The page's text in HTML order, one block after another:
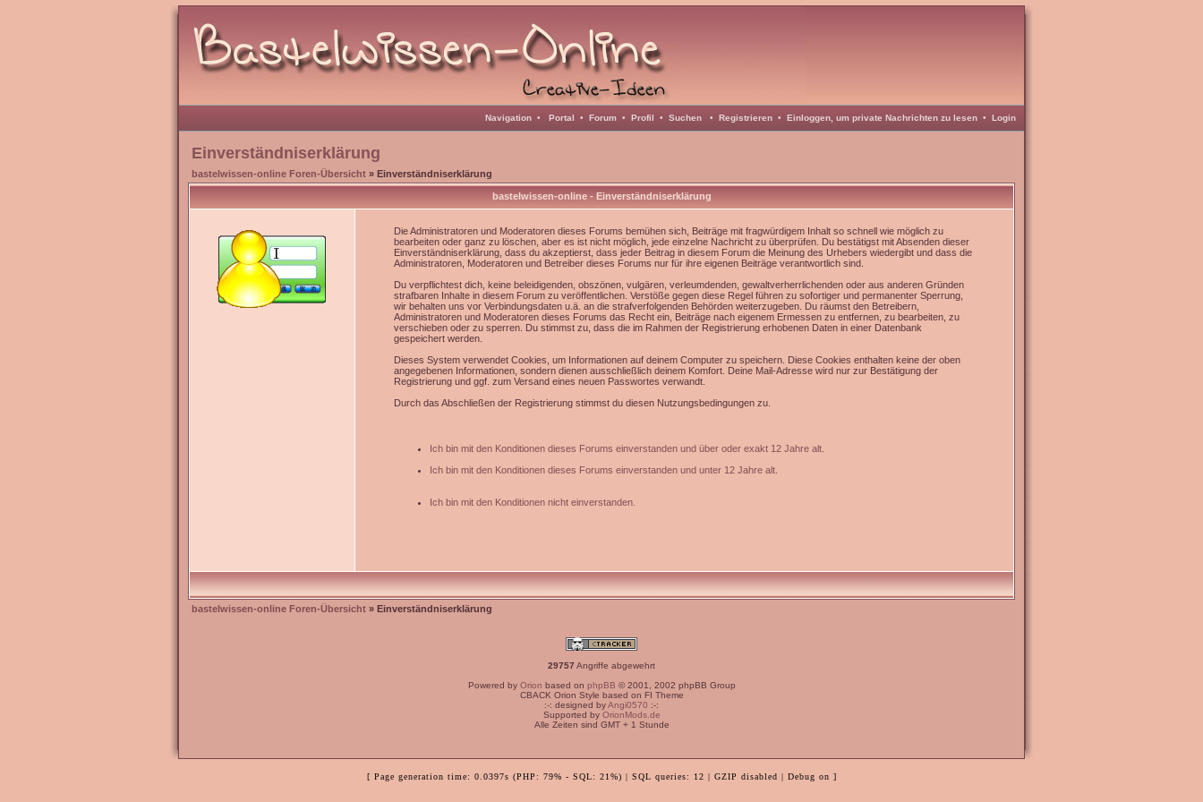
Navigation • Portal • Forum • Profil • Suchen • Registrieren • Einloggen, um private Nachrichten zu lesen • Login
Einverständniserklärung
bastelwissen-online Foren-Übersicht » Einverständniserklärung
bastelwissen-online - Einverständniserklärung
Die Administratoren und Moderatoren dieses Forums bemühen sich, Beiträge mit fragwürdigem Inhalt so schnell wie möglich zu
bearbeiten oder ganz zu löschen, aber es ist nicht möglich, jede einzelne Nachricht zu überprüfen. Du bestätigst mit Absenden dieser
Einverständniserklärung, dass du akzeptierst, dass jeder Beitrag in diesem Forum die Meinung des Urhebers wiedergibt und dass die
Administratoren, Moderatoren und Betreiber dieses Forums nur für ihre eigenen Beiträge verantwortlich sind.
Du verpflichtest dich, keine beleidigenden, obszönen, vulgären, verleumdenden, gewaltverherrlichenden oder aus anderen Gründen
strafbaren Inhalte in diesem Forum zu veröffentlichen. Verstöße gegen diese Regel führen zu sofortiger und permanenter Sperrung,
wir behalten uns vor Verbindungsdaten u.ä. an die strafverfolgenden Behörden weiterzugeben. Du räumst den Betreibern,
Administratoren und Moderatoren dieses Forums das Recht ein, Beiträge nach eigenem Ermessen zu entfernen, zu bearbeiten, zu
verschieben oder zu sperren. Du stimmst zu, dass die im Rahmen der Registrierung erhobenen Daten in einer Datenbank
gespeichert werden.
Dieses System verwendet Cookies, um Informationen auf deinem Computer zu speichern. Diese Cookies enthalten keine der oben
angegebenen Informationen, sondern dienen ausschließlich deinem Komfort. Deine Mail-Adresse wird nur zur Bestätigung der
Registrierung und ggf. zum Versand eines neuen Passwortes verwandt.
Durch das Abschließen der Registrierung stimmst du diesen Nutzungsbedingungen zu.
Ich bin mit den Konditionen dieses Forums einverstanden und über oder exakt 12 Jahre alt.
Ich bin mit den Konditionen dieses Forums einverstanden und unter 12 Jahre alt.
Ich bin mit den Konditionen nicht einverstanden.
bastelwissen-online Foren-Übersicht » Einverständniserklärung
29757 Angriffe abgewehrt
Powered by Orion based on phpBB © 2001, 2002 phpBB Group
CBACK Orion Style based on FI Theme
:-: designed byAngi0570 :-:
Supported by OrionMods.de
Alle Zeiten sind GMT + 1 Stunde
[ Page generation time: 0.0397s (PHP: 79% - SQL: 21%) | SQL queries: 12 | GZIP disabled | Debug on ]